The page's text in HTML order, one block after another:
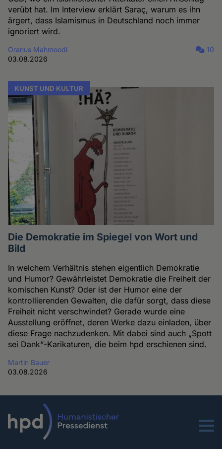
verübt hat. Im Interview erklärt Saraç, warum es ihn
ärgert, dass Islamismus in Deutschland noch immer
ignoriert wird.
Oranus Mahmoodi
03.08.2026
10
KUNST UND KULTUR
Die Demokratie im Spiegel von Wort und
Bild
In welchem Verhältnis stehen eigentlich Demokratie
und Humor? Gewährleistet Demokratie die Freiheit der
komischen Kunst? Oder ist der Humor eine der
kontrollierenden Gewalten, die dafür sorgt, dass diese
Freiheit nicht verschwindet? Gerade wurde eine
Ausstellung eröffnet, deren Werke dazu einladen, über
diese Frage nachzudenken. Mit dabei sind auch „Spott
sei Dank“-Karikaturen, die beim hpd erschienen sind.
Martin Bauer
03.08.2026
Menu